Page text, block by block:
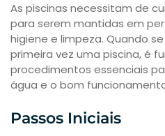
As piscinas necessitam de
para serem mantidas em
higiene e limpeza. Quando
primeira vez uma piscina, é
procedimentos essenciais
água e o bom
Passos Iniciais